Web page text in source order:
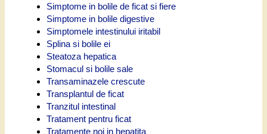
Simptome in bolile de ficat si fiere
Simptome in bolile digestive
Simptomele intestinului iritabil
Splina si bolile ei
Steatoza hepatica
Stomacul si bolile sale
Transaminazele crescute
Transplantul de ficat
Tranzitul intestinal
Tratament pentru ficat
Tratamente noi in hepatita